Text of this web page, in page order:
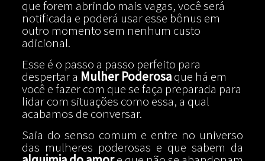
que forem abrindo mais vagas, você será
notificada e poderá usar esse bônus em
outro momento sem nenhum custo
adicional.
Esse é o passo a passo perfeito para
despertar a Mulher Poderosaque há em
você e fazer com que se faça preparada para
lidar com situações como essa, a qual
acabamos de conversar.
Saia do senso comum e entre no universo
das mulheres poderosas e que sabem da